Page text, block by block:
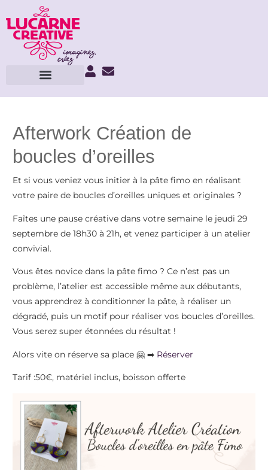
Afterwork Création de
boucles d’oreilles
Et si vous veniez vous initier à la pâte fimo en réalisant
votre paire de boucles d’oreilles uniques et originales ?
Faîtes une pause créative dans votre semaine le jeudi 29
septembre de 18h30 à 21h, et venez participer à un atelier
convivial.
Vous êtes novice dans la pâte fimo ? Ce n’est pas un
problème, l’atelier est accessible même aux débutants,
vous apprendrez à conditionner la pâte, à réaliser un
dégradé, puis un motif pour réaliser vos boucles d’oreilles.
Vous serez super étonnées du résultat !
Alors vite on réserve sa place 🤗 ➡️ Réserver
Tarif :50€, matériel inclus, boisson offerte